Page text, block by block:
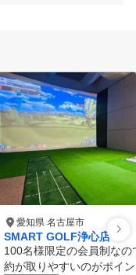
愛知県 名古屋市
SMART GOLF浄心店
100名様限定の会員制なの
約が取りやすいのがポイ